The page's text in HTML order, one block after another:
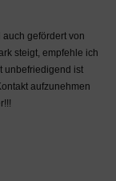
gefördert von
steigt, empfehle ich
unbefriedigend ist
aufzunehmen